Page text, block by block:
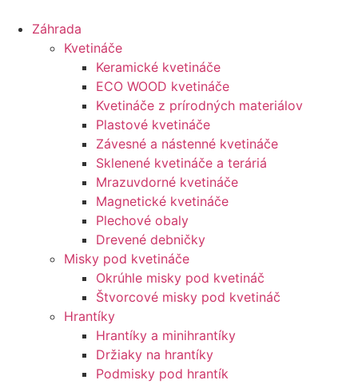
Záhrada
Kvetináče
Keramické kvetináče
ECO WOOD kvetináče
Kvetináče z prírodných materiálov
Plastové kvetináče
Závesné a nástenné kvetináče
Sklenené kvetináče a teráriá
Mrazuvdorné kvetináče
Magnetické kvetináče
Plechové obaly
Drevené debničky
Misky pod kvetináče
Okrúhle misky pod kvetináč
Štvorcové misky pod kvetináč
Hrantíky
Hrantíky a minihrantíky
Držiaky na hrantíky
Podmisky pod hrantík